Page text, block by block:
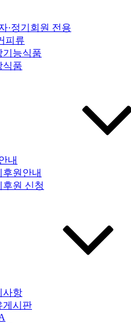
·정기회원 전용
피류
기능식품
식품
내
후원안내
후원 신청
사항
게시판